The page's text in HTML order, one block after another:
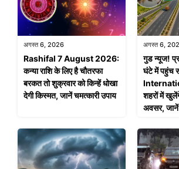
अगस्त 6, 2026
Rashifal 7 August 2026:
कन्या राशि के लिए है चौतरफा
बरकत तो शुक्रवार को किन्हें धोखा
देगी किस्मत, जानें चमत्कारी उपाय
अगस्त 6,
गुड न्यूज!
घंटे में पहुंच
शहरों में
अवसर,